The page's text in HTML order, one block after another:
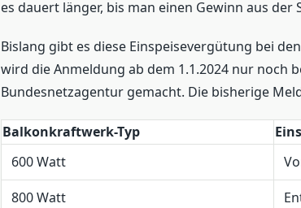
es dauert länger, bis man einen Gewinn aus der
Bislang gibt es diese Einspeisevergütung bei
wird die Anmeldung ab dem 1.1.2024 nur noch
Bundesnetzagentur gemacht. Die bisherige
Balkonkraftwerk-Typ
600 Watt
800 Watt